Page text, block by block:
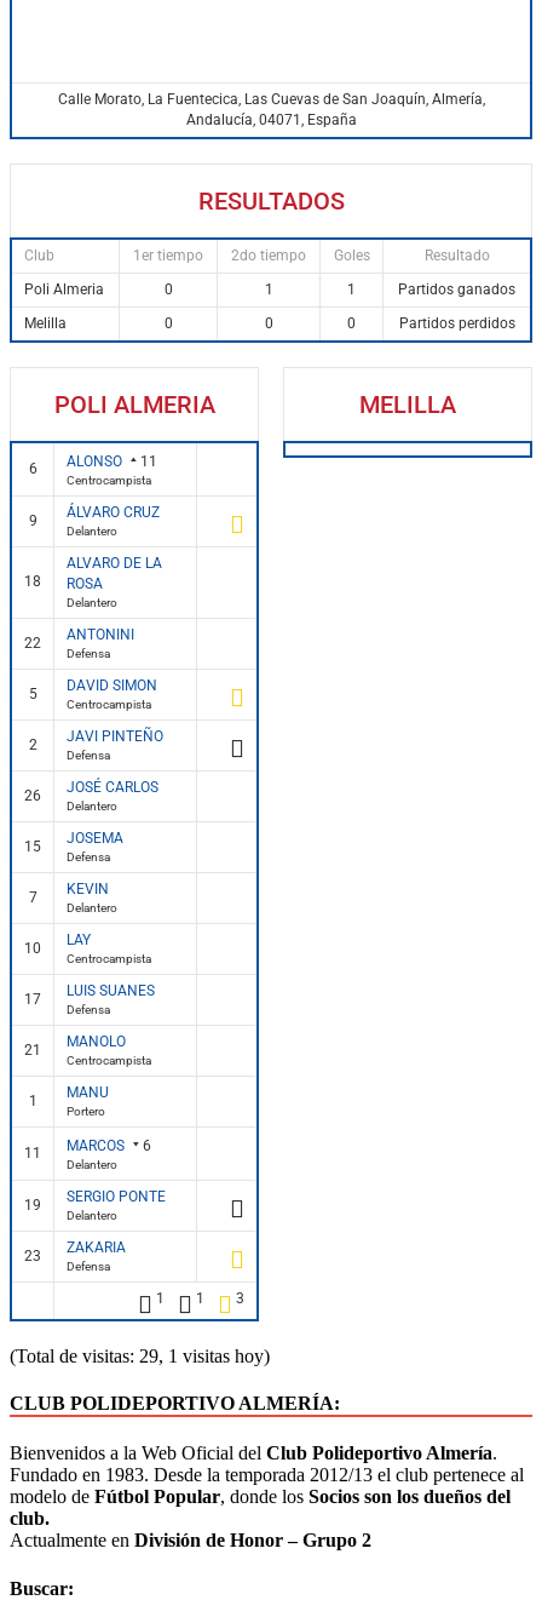
Calle Morato, La Fuentecica, Las Cuevas de San Joaquín, Almería,
Andalucía, 04071, España
RESULTADOS
Club 1er tiempo 2do tiempo Goles
Resultado
Poli Almeria
0 1 1
Partidos ganados
Melilla
0 0 0 Partidos perdidos
POLI ALMERIA
6 ALONSO 11
Centrocampista
9 ÁLVARO CRUZ
Delantero
18
ALVARO DE LA
ROSA
Delantero
22 ANTONINI
Defensa
5 DAVID SIMON
Centrocampista
2 JAVI PINTEÑO
Defensa
26 JOSÉ CARLOS
Delantero
15 JOSEMA
Defensa
7 KEVIN
Delantero
10 LAY
Centrocampista
17 LUIS SUANES
Defensa
21 MANOLO
Centrocampista
1 MANU
Portero
11 MARCOS 6
Delantero
19 SERGIO PONTE
Delantero
23 ZAKARIA
Defensa
1 1 3
MELILLA
(Total de visitas: 29, 1 visitas hoy)
CLUB POLIDEPORTIVO ALMERÍA:
Bienvenidos a la Web Oficial del Club Polideportivo Almería.
Fundado en 1983. Desde la temporada 2012/13 el club pertenece al
modelo de Fútbol Popular, donde los Socios son los dueños del
club.
Actualmente en División de Honor – Grupo 2
Buscar: